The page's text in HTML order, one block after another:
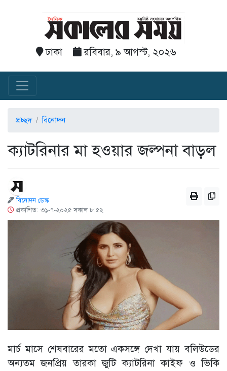
ঢাকা রবিবার, ৯ আগস্ট, ২০২৬
প্রচ্ছদ বিনোদন
ক্যাটরিনার মা হওয়ার জল্পনা বাড়ল
বিনোদন ডেস্ক
প্রকাশিত: ৩১-৭-২০২৫ সকাল ৮:৫২
মার্চ মাসে শেষবারের মতো একসঙ্গে দেখা যায় বলিউডের
অন্যতম জনপ্রিয় তারকা জুটি ক্যাটরিনা কাইফ ও ভিকি